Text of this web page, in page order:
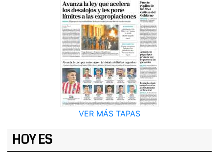
VER MÁS TAPAS
HOY ES